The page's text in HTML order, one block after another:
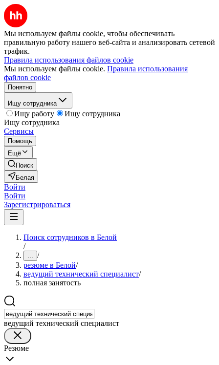
Мы используем файлы cookie, чтобы обеспечивать
правильную работу нашего веб-сайта и анализировать сетевой
трафик.
Правила использования файлов cookie
Мы используем файлы cookie. Правила использования
файлов cookie
Понятно
Ищу сотрудника
Ищу работу
Ищу сотрудника
Ищу сотрудника
Сервисы
Помощь
Ещё
Поиск
Белая
Войти
Войти
Зарегистрироваться
Поиск сотрудников в Белой
/
... /
резюме в Белой/
ведущий технический специалист/
полная занятость
ведущий технический специалист
Резюме